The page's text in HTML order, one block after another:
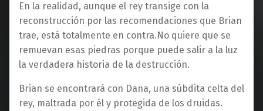
En la realidad, aunque el rey transige con la
reconstrucción por las recomendaciones que Brian
trae, está totalmente en contra.No quiere que se
remuevan esas piedras porque puede salir a la luz
la verdadera historia de la destrucción.
Brian se encontrará con Dana, una súbdita celta del
rey, maltrada por él y protegida de los druidas.